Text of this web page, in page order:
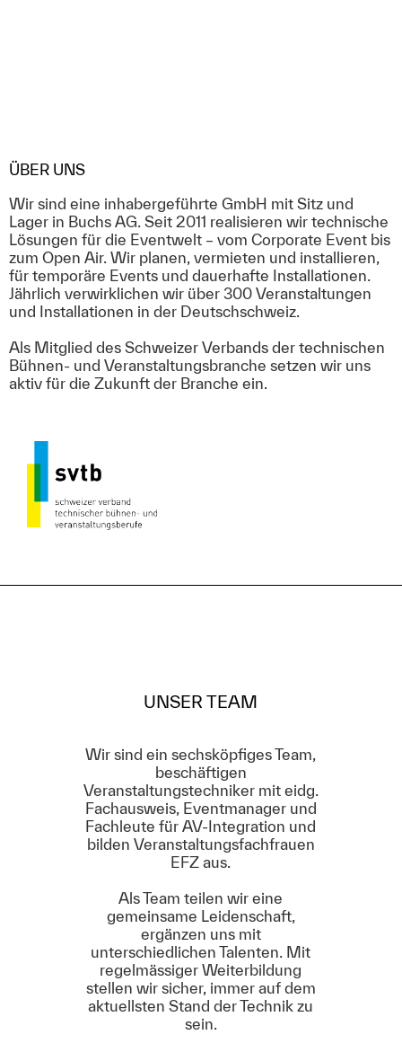
ÜBER UNS
Wir sind eine inhabergeführte GmbH mit Sitz und
Lager in Buchs AG. Seit 2011 realisieren wir technische
Lösungen für die Eventwelt – vom Corporate Event bis
zum Open Air. Wir planen, vermieten und installieren,
für temporäre Events und dauerhafte Installationen.
Jährlich verwirklichen wir über 300 Veranstaltungen
und Installationen in der Deutschschweiz.
Als Mitglied des Schweizer Verbands der technischen
Bühnen- und Veranstaltungsbranche setzen wir uns
aktiv für die Zukunft der Branche ein.
UNSER TEAM
Wir sind ein sechsköpfiges Team,
beschäftigen
Veranstaltungstechniker mit eidg.
Fachausweis, Eventmanager und
Fachleute für AV-Integration und
bilden Veranstaltungsfachfrauen
EFZ aus.
Als Team teilen wir eine
gemeinsame Leidenschaft,
ergänzen uns mit
unterschiedlichen Talenten. Mit
regelmässiger Weiterbildung
stellen wir sicher, immer auf dem
aktuellsten Stand der Technik zu
sein.